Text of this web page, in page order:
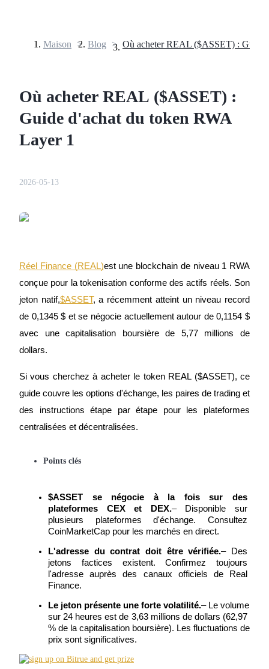
Futures COIN-M
Contrats à terme sur crypto-monnaie
TradFi
premières
Futures USDC
Futures utilisant l'USDC comme garantie
Maison > Blog >
Où acheter REAL ($ASSET) :
Guide d'achat du token RWA
Layer 1
2026-05-13
Réel Finance (REAL)est une blockchain de niveau 1 RWA
conçue pour la tokenisation conforme des actifs réels. Son
jeton natif,$ASSET, a récemment atteint un niveau record
de 0,1345 $ et se négocie actuellement autour de 0,1154 $
avec une capitalisation boursière de 5,77 millions de
dollars.
Si vous cherchez à acheter le token REAL ($ASSET), ce
guide couvre les options d'échange, les paires de trading et
des instructions étape par étape pour les plateformes
centralisées et décentralisées.
Points clés
$ASSET se négocie à la fois sur des
plateformes CEX et DEX.– Disponible sur
plusieurs plateformes d'échange. Consultez
CoinMarketCap pour les marchés en direct.
L'adresse du contrat doit être vérifiée.– Des
jetons factices existent. Confirmez toujours
l'adresse auprès des canaux officiels de Real
Finance.
Le jeton présente une forte volatilité.– Le volume
sur 24 heures est de 3,63 millions de dollars (62,97
% de la capitalisation boursière). Les fluctuations de
prix sont significatives.